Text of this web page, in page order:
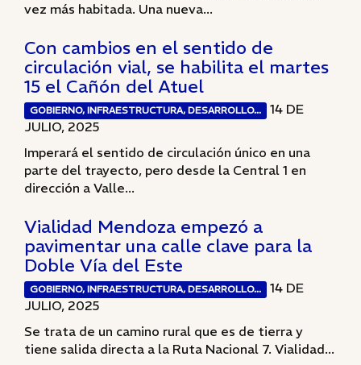
vez más habitada. Una nueva...
Con cambios en el sentido de
circulación vial, se habilita el martes
15 el Cañón del Atuel
GOBIERNO, INFRAESTRUCTURA, DESARROLLO...
14 DE
JULIO, 2025
Imperará el sentido de circulación único en una
parte del trayecto, pero desde la Central 1 en
dirección a Valle...
Vialidad Mendoza empezó a
pavimentar una calle clave para la
Doble Vía del Este
GOBIERNO, INFRAESTRUCTURA, DESARROLLO...
14 DE
JULIO, 2025
Se trata de un camino rural que es de tierra y
tiene salida directa a la Ruta Nacional 7. Vialidad...